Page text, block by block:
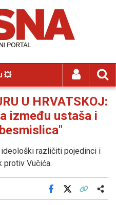
💥
U HRVATSKOJ:
između ustaša i
različiti pojedinci i
Vučića.
Facebook